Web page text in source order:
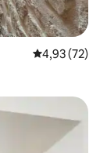
4,93 (72)